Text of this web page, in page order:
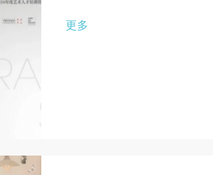
更多
可使用雅昌艺术网会员账户登录